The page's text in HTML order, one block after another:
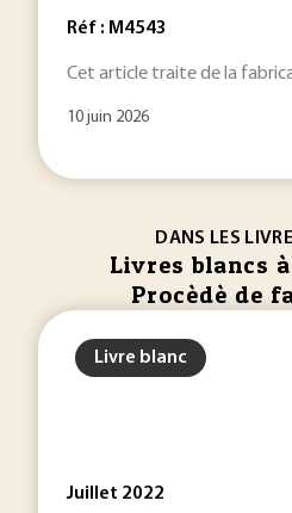
Réf : M4543
Cet article traite de la
10 juin 2026
DANS LES
Livres blancs
Procèdè de
Livre blanc
Juillet 2022